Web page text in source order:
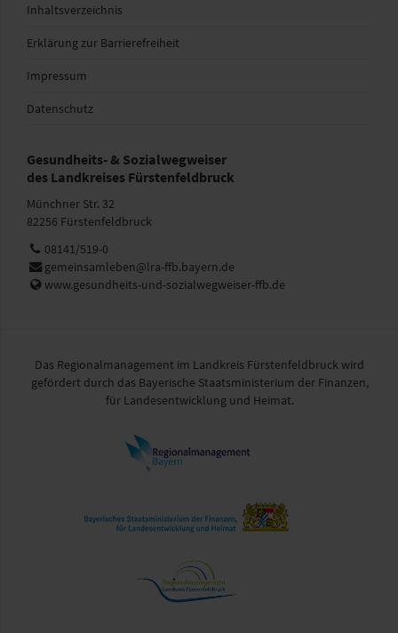
Inhaltsverzeichnis
Erklärung zur Barrierefreiheit
Impressum
Datenschutz
Gesundheits- & Sozialwegweiser
des Landkreises Fürstenfeldbruck
Münchner Str. 32
82256 Fürstenfeldbruck
Telefon:
08141/519-0
E-
Mail:
gemeinsamleben@lra-ffb.bayern.de
Web:
www.gesundheits-und-sozialwegweiser-ffb.de
Das Regionalmanagement im Landkreis Fürstenfeldbruck wird
gefördert durch das Bayerische Staatsministerium der Finanzen,
für Landesentwicklung und Heimat.